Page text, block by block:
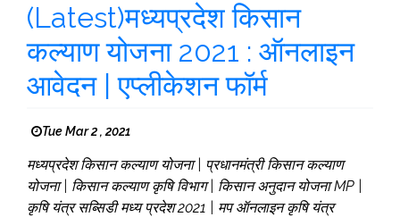
(Latest)मध्यप्रदेश किसान
कल्याण योजना 2021 : ऑनलाइन
आवेदन | एप्लीकेशन फॉर्म
Tue Mar 2 , 2021
मध्यप्रदेश किसान कल्याण योजना | प्रधानमंत्री किसान कल्याण
योजना | किसान कल्याण कृषि विभाग | किसान अनुदान योजना MP |
कृषि यंत्र सब्सिडी मध्य प्रदेश 2021 | मप ऑनलाइन कृषि यंत्र